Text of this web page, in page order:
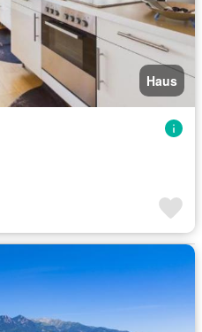
Haus